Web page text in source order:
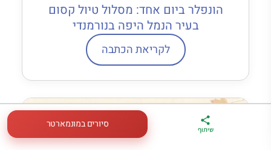
הונפלר ביום אחד: מסלול טיול קסום
בעיר הנמל היפה בנורמנדי
לקריאת הכתבה
ארגז הכלים שלי
מדריך פריז
במתנה
דברו
איתי בווטסאפ
שיתוף סיורים במונמארטר